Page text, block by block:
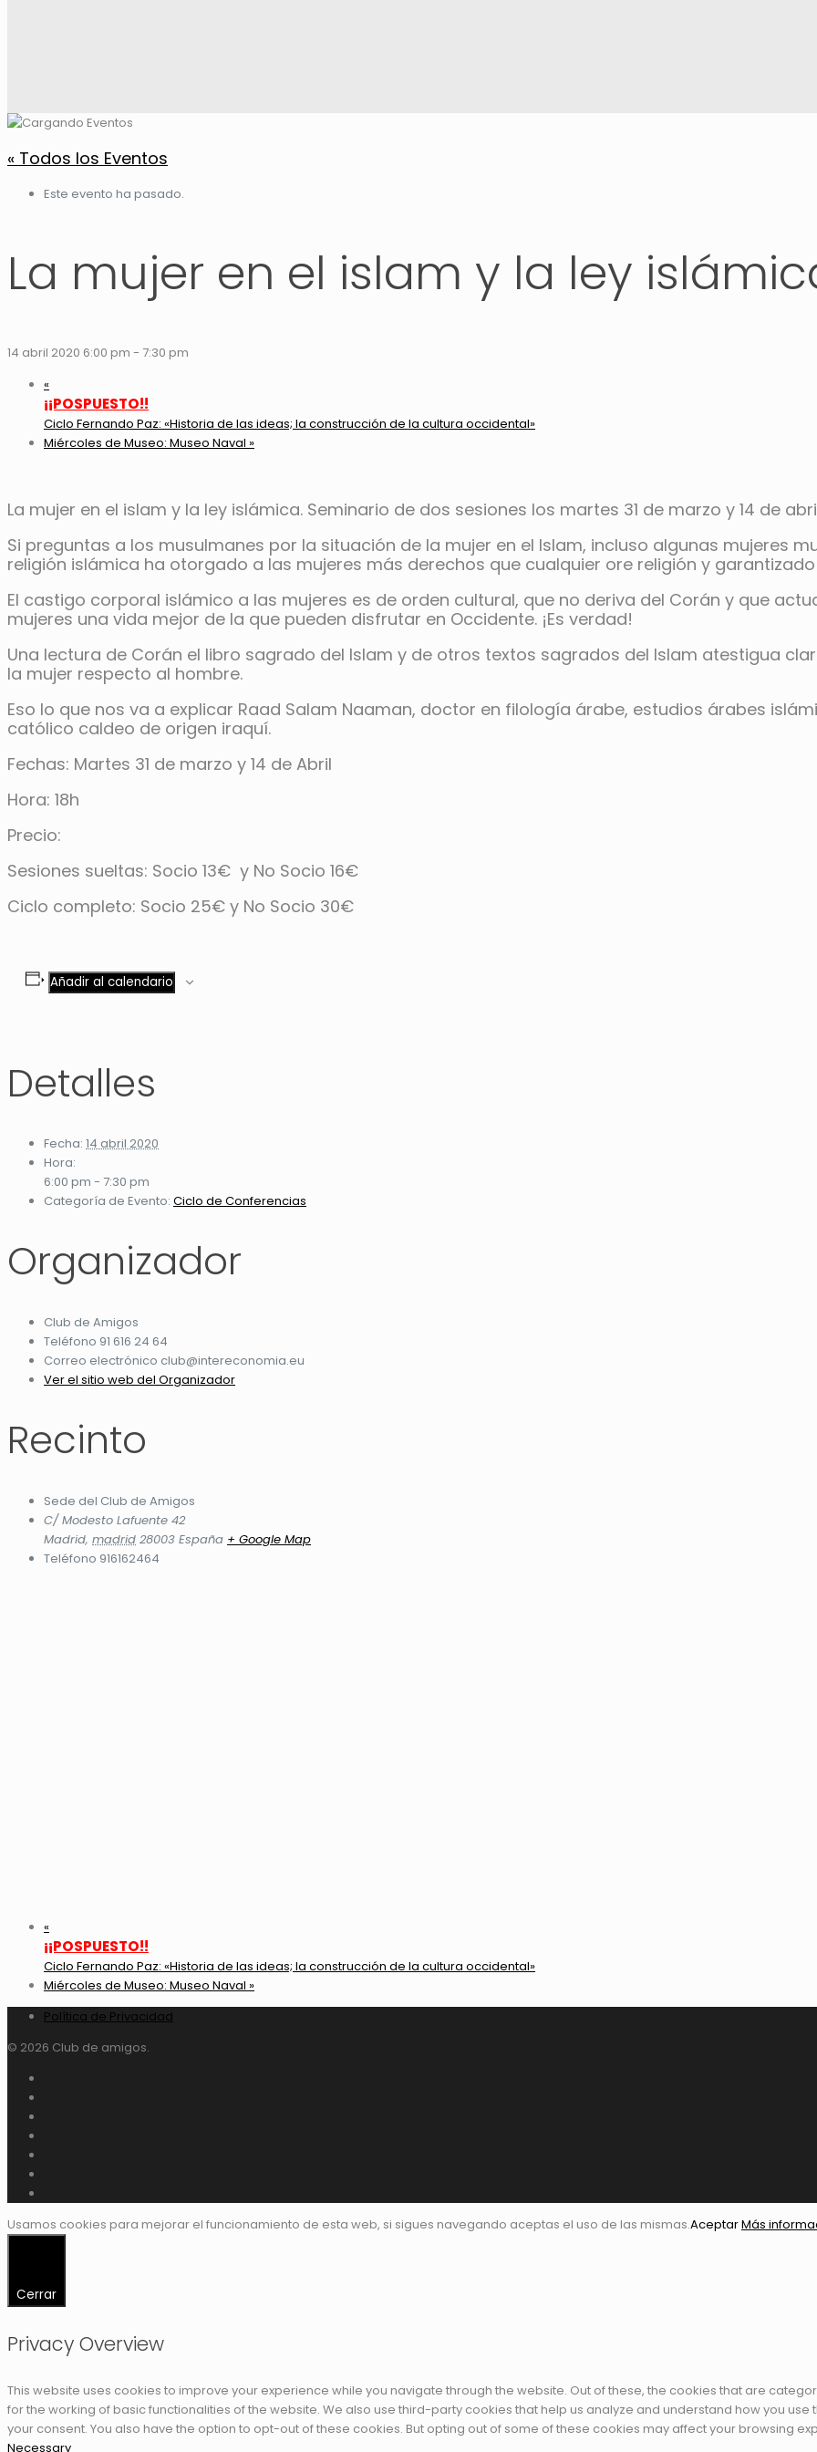
« Todos los Eventos
Este evento ha pasado.
La mujer en el islam y la ley
14 abril 2020 6:00 pm - 7:30 pm
«
¡¡POSPUESTO!!
Ciclo Fernando Paz: «Historia de las ideas; la construcción de la cultura occidental»
Miércoles de Museo: Museo Naval »
La mujer en el islam y la ley islámica. Seminario de dos sesiones los martes 31 de marzo y 14 de
Si preguntas a los musulmanes por la situación de la mujer en el Islam, incluso algunas mujeres
religión islámica ha otorgado a las mujeres más derechos que cualquier ore religión y
El castigo corporal islámico a las mujeres es de orden cultural, que no deriva del Corán y que
mujeres una vida mejor de la que pueden disfrutar en Occidente. ¡Es verdad!
Una lectura de Corán el libro sagrado del Islam y de otros textos sagrados del Islam atestigua
la mujer respecto al hombre.
Eso lo que nos va a explicar Raad Salam Naaman, doctor en filología árabe, estudios árabes
católico caldeo de origen iraquí.
Fechas: Martes 31 de marzo y 14 de Abril
Hora: 18h
Precio:
Sesiones sueltas: Socio 13€ y No Socio 16€
Ciclo completo: Socio 25€ y No Socio 30€
Añadir al calendario
Detalles
Fecha: 14 abril 2020
Hora:
6:00 pm - 7:30 pm
Categoría de Evento: Ciclo de Conferencias
Organizador
Club de Amigos
Teléfono 91 616 24 64
Correo electrónico club@intereconomia.eu
Ver el sitio web del Organizador
Recinto
Sede del Club de Amigos
C/ Modesto Lafuente 42
Madrid, madrid 28003 España + Google Map
Teléfono 916162464
«
¡¡POSPUESTO!!
Ciclo Fernando Paz: «Historia de las ideas; la construcción de la cultura occidental»
Miércoles de Museo: Museo Naval »
Política de Privacidad
© 2026 Club de amigos.
Usamos cookies para mejorar el funcionamiento de esta web, si sigues navegando aceptas el uso de las mismas.AceptarMás
Cerrar
Privacy Overview
This website uses cookies to improve your experience while you navigate through the website. Out of these, the cookies that are
for the working of basic functionalities of the website. We also use third-party cookies that help us analyze and understand how you
your consent. You also have the option to opt-out of these cookies. But opting out of some of these cookies may affect your browsing
Necessary